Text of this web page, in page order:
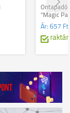
Öntapadó
"Magic
Ár: 657 Ft